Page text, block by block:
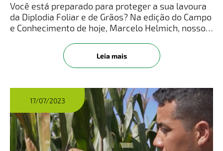
Você está preparado para proteger a sua lavoura
da Diplodia Foliar e de Grãos?​ Na edição do Campo
e Conhecimento de hoje, Marcelo Helmich, nosso
traz informações sobre os fungos causadores da
Diplodia Foliar
Leia mais
17/07/2023